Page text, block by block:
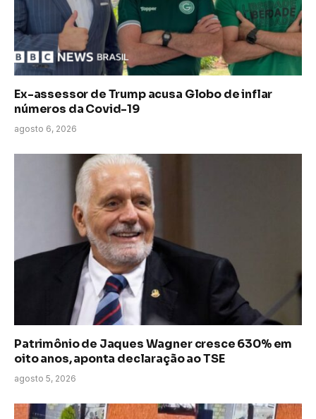
Ex-assessor de Trump acusa Globo de inflar
números da Covid-19
agosto 6, 2026
Patrimônio de Jaques Wagner cresce 630% em
oito anos, aponta declaração ao TSE
agosto 5, 2026